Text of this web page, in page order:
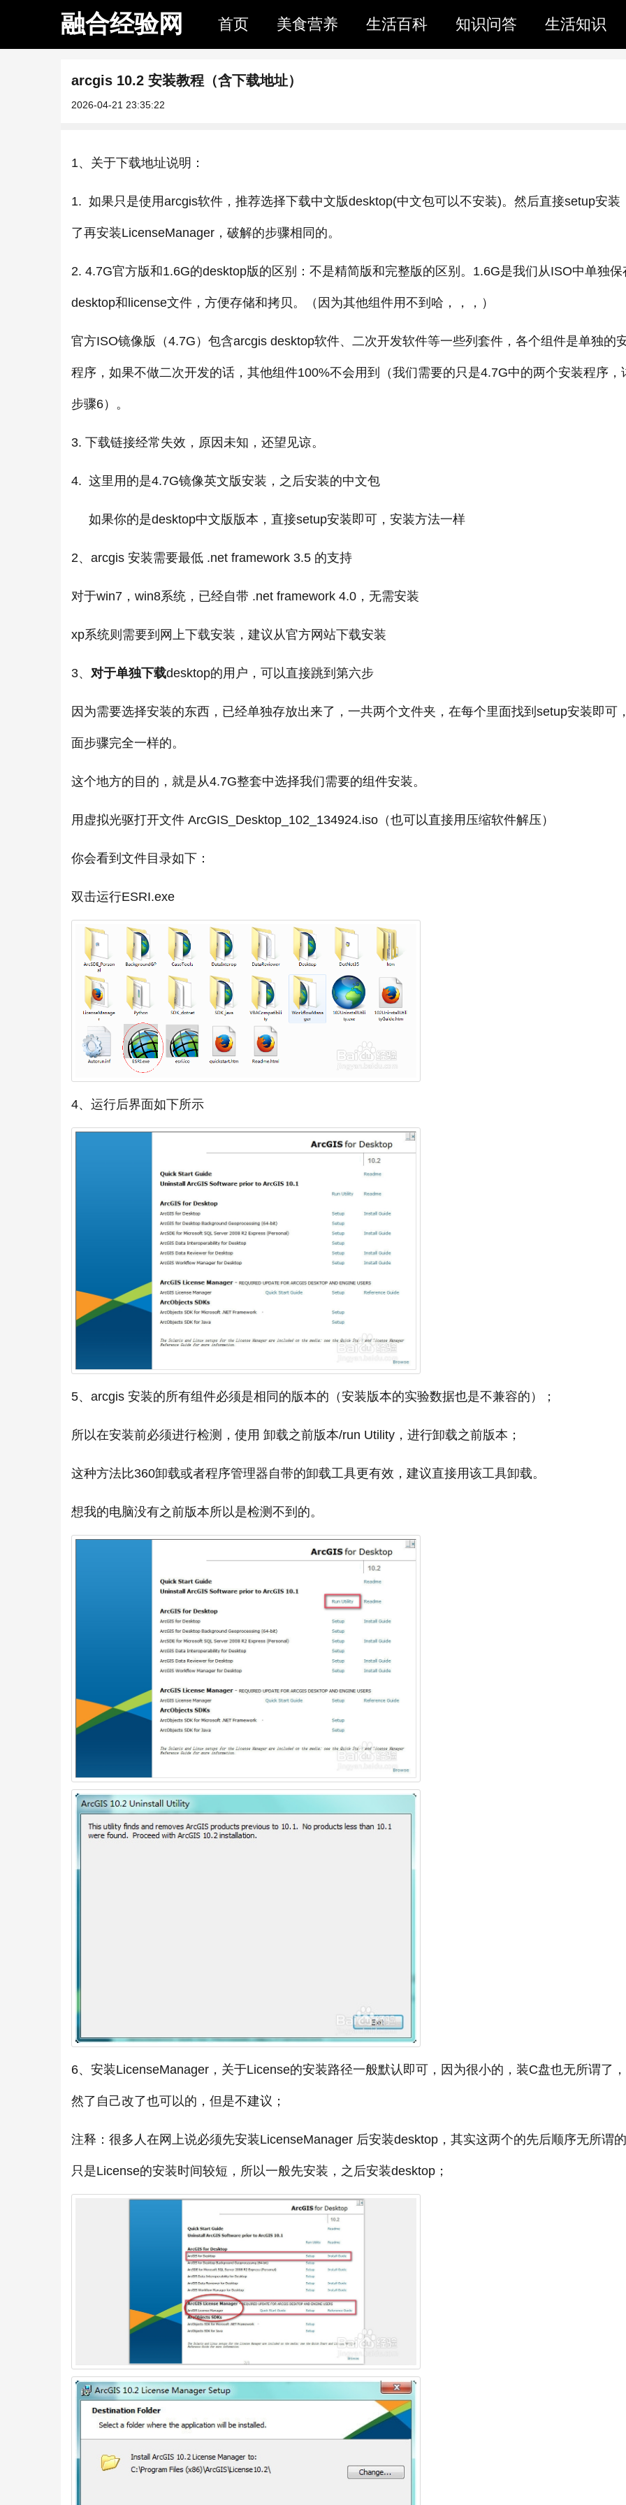
融合经验网 首页 美食营养 生活百科 知识问答 生活知识
arcgis 10.2 安装教程（含下载地址）
2026-04-21 23:35:22
1、关于下载地址说明：
1. 如果只是使用arcgis软件，推荐选择下载中文版desktop(中文包可以不安装)。然后直接setup安装
了再安装LicenseManager，破解的步骤相同的。
2. 4.7G官方版和1.6G的desktop版的区别：不是精简版和完整版的区别。1.6G是我们从ISO中单独保
desktop和license文件，方便存储和拷贝。（因为其他组件用不到哈，，，）
官方ISO镜像版（4.7G）包含arcgis desktop软件、二次开发软件等一些列套件，各个组件是单独的
程序，如果不做二次开发的话，其他组件100%不会用到（我们需要的只是4.7G中的两个安装程序，
步骤6）。
3. 下载链接经常失效，原因未知，还望见谅。
4. 这里用的是4.7G镜像英文版安装，之后安装的中文包
如果你的是desktop中文版版本，直接setup安装即可，安装方法一样
2、arcgis 安装需要最低 .net framework 3.5 的支持
对于win7，win8系统，已经自带 .net framework 4.0，无需安装
xp系统则需要到网上下载安装，建议从官方网站下载安装
3、 对于单独下载desktop的用户，可以直接跳到第六步
因为需要选择安装的东西，已经单独存放出来了，一共两个文件夹，在每个里面找到setup安装即可
面步骤完全一样的。
这个地方的目的，就是从4.7G整套中选择我们需要的组件安装。
用虚拟光驱打开文件 ArcGIS_Desktop_102_134924.iso（也可以直接用压缩软件解压）
你会看到文件目录如下：
双击运行ESRI.exe
4、运行后界面如下所示
5、arcgis 安装的所有组件必须是相同的版本的（安装版本的实验数据也是不兼容的）；
所以在安装前必须进行检测，使用 卸载之前版本/run Utility，进行卸载之前版本；
这种方法比360卸载或者程序管理器自带的卸载工具更有效，建议直接用该工具卸载。
想我的电脑没有之前版本所以是检测不到的。
6、安装LicenseManager，关于License的安装路径一般默认即可，因为很小的，装C盘也无所谓了
然了自己改了也可以的，但是不建议；
注释：很多人在网上说必须先安装LicenseManager 后安装desktop，其实这两个的先后顺序无所谓
只是License的安装时间较短，所以一般先安装，之后安装desktop；